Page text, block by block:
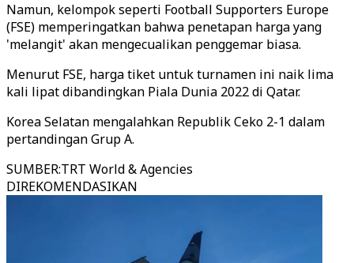
Namun, kelompok seperti Football Supporters Europe
(FSE) memperingatkan bahwa penetapan harga yang
'melangit' akan mengecualikan penggemar biasa.
Menurut FSE, harga tiket untuk turnamen ini naik lima
kali lipat dibandingkan Piala Dunia 2022 di Qatar.
Korea Selatan mengalahkan Republik Ceko 2-1 dalam
pertandingan Grup A.
SUMBER:TRT World & Agencies
DIREKOMENDASIKAN